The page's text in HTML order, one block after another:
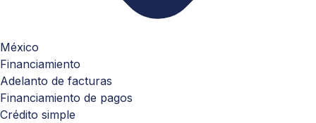
México
Financiamiento
Adelanto de facturas
Financiamiento de pagos
Crédito simple